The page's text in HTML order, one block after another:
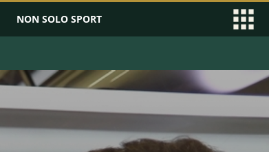
NON SOLO SPORT